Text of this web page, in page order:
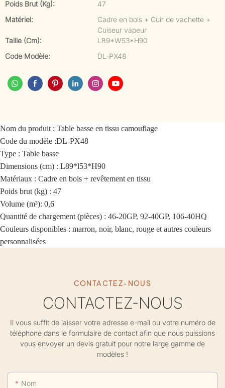
Poids Brut (kg):
47
Matériel:
Cadre en bois + Cuir de vachette +
Cuiseur vapeur
Taille (cm):
L89*W53*H90
Code Modèle:
DL-PX48
Nom du produit : Table basse en tissu camouflage
Code du modèle :DL-PX48
Type : Table basse
Dimensions (cm) : L89*l53*H90
Matériaux : Cadre en bois + revêtement en tissu
Poids brut (kg) : 47
Volume (m³): 0,6
Quantité de chargement (pièces) : 46-20GP, 92-40GP, 106-40HQ
Couleurs disponibles : marron, noir, blanc, rouge et autres couleurs
personnalisées
CONTACTEZ-NOUS
CONTACTEZ-NOUS
Il vous suffit de laisser votre adresse e-mail ou votre numéro de
téléphone dans le formulaire de contact afin que nous puissions
vous envoyer un devis gratuit pour notre large gamme de
modèles !
Nom